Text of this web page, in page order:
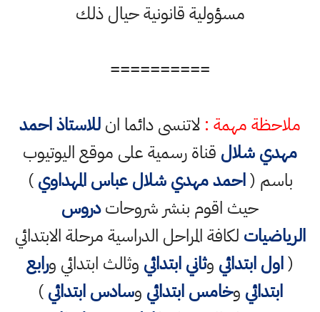
مسؤولية قانونية حيال ذلك
==========
ملاحظة مهمة : لاتنسى دائما انللاستاذ احمد
مهدي شلال قناة رسمية على موقع اليوتيوب
باسم (احمد مهدي شلال عباس المهداوي)
حيث اقوم بنشر شروحاتدروس
الرياضيات لكافة المراحل الدراسية مرحلة الابتدائي
(اول ابتدائي وثاني ابتدائي وثالث ابتدائي ورابع
ابتدائي وخامس ابتدائي وسادس ابتدائي)